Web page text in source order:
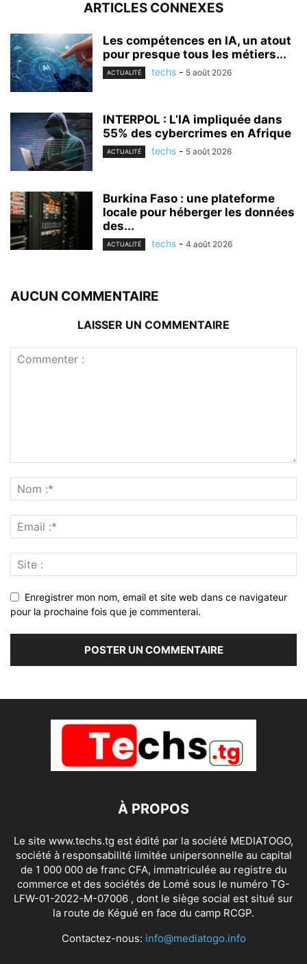
ARTICLES CONNEXES
Les compétences en IA, un atout
pour presque tous les métiers...
ACTUALITÉ techs - 5 août 2026
INTERPOL : L’IA impliquée dans
55% des cybercrimes en Afrique
ACTUALITÉ techs - 5 août 2026
Burkina Faso : une plateforme
locale pour héberger les données
des...
ACTUALITÉ techs - 4 août 2026
AUCUN COMMENTAIRE
LAISSER UN COMMENTAIRE
Enregistrer mon nom, email et site web dans ce navigateur
pour la prochaine fois que je commenterai.
À PROPOS
Le site www.techs.tg est édité par la société MEDIATOGO,
société à responsabilité limitée unipersonnelle au capital
de 1 000 000 de franc CFA, immatriculée au registre du
commerce et des sociétés de Lomé sous le numéro TG-
LFW-01-2022-M-07006 , dont le siège social est situé sur
la route de Kégué en face du camp RCGP.
Contactez-nous: info@mediatogo.info